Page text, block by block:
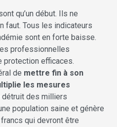
qu’un début. Ils ne
faut. Tous les indicateurs
sont en forte baisse.
professionnelles
protection efficaces.
de mettre fin à son
les mesures
détruit des milliers
population saine et génère
qui devront être